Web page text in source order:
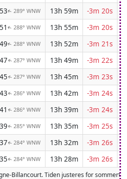
↑ 289° WNW 13h 59m
-3m 20s
↑ 288° WNW 13h 55m
-3m 20s
↑ 288° WNW 13h 52m
-3m 21s
↑ 287° WNW 13h 49m
-3m 22s
↑ 287° WNW 13h 45m
-3m 23s
↑ 286° WNW 13h 42m
-3m 24s
↑ 286° WNW 13h 39m
-3m 24s
↑ 285° WNW 13h 35m
-3m 25s
↑ 284° WNW 13h 32m
-3m 26s
↑ 284° WNW 13h 28m -3m 26s
Billancourt. Tiden justeres for